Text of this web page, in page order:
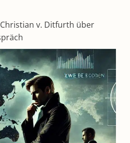
Christian v. Ditfurth über